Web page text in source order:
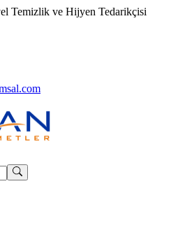
Temizlik ve Hijyen Tedarikçisi